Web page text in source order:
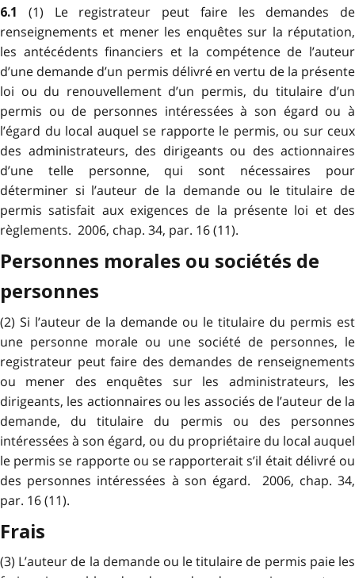
6.1
(1) Le registrateur peut faire les demandes de
renseignements et mener les enquêtes sur la réputation,
les antécédents financiers et la compétence de l’auteur
d’une demande d’un permis délivré en vertu de la présente
loi ou du renouvellement d’un permis, du titulaire d’un
permis ou de personnes intéressées à son égard ou à
l’égard du local auquel se rapporte le permis, ou sur ceux
des administrateurs, des dirigeants ou des actionnaires
d’une telle personne, qui sont nécessaires pour
déterminer si l’auteur de la demande ou le titulaire de
permis satisfait aux exigences de la présente loi et des
règlements. 2006, chap. 34, par. 16 (11).
Personnes morales ou sociétés de
personnes
(2) Si l’auteur de la demande ou le titulaire du permis est
une personne morale ou une société de personnes, le
registrateur peut faire des demandes de renseignements
ou mener des enquêtes sur les administrateurs, les
dirigeants, les actionnaires ou les associés de l’auteur de la
demande, du titulaire du permis ou des personnes
intéressées à son égard, ou du propriétaire du local auquel
le permis se rapporte ou se rapporterait s’il était délivré ou
des personnes intéressées à son égard. 2006, chap. 34,
par. 16 (11).
Frais
(3) L’auteur de la demande ou le titulaire de permis paie les